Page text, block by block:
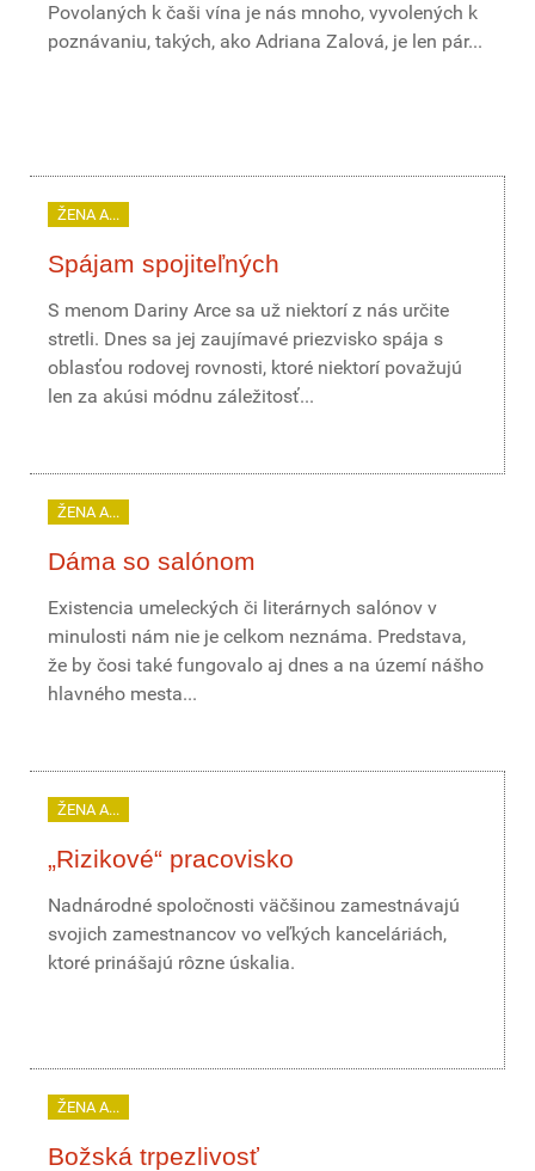
Povolaných k čaši vína je nás mnoho, vyvolených k
poznávaniu, takých, ako Adriana Zalová, je len pár...
ŽENA A...
Spájam spojiteľných
S menom Dariny Arce sa už niektorí z nás určite
stretli. Dnes sa jej zaujímavé priezvisko spája s
oblasťou rodovej rovnosti, ktoré niektorí považujú
len za akúsi módnu záležitosť...
ŽENA A...
Dáma so salónom
Existencia umeleckých či literárnych salónov v
minulosti nám nie je celkom neznáma. Predstava,
že by čosi také fungovalo aj dnes a na území nášho
hlavného mesta...
ŽENA A...
„Rizikové“ pracovisko
Nadnárodné spoločnosti väčšinou zamestnávajú
svojich zamestnancov vo veľkých kanceláriách,
ktoré prinášajú rôzne úskalia.
ŽENA A...
Božská trpezlivosť